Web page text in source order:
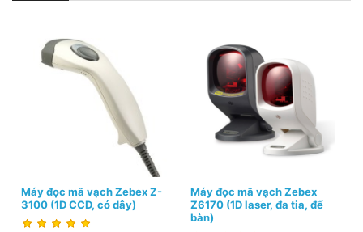
Máy đọc mã vạch Zebex Z-
3100 (1D CCD, có dây)
Máy đọc mã vạch Zebex
Z6170 (1D laser, đa tia, để
bàn)